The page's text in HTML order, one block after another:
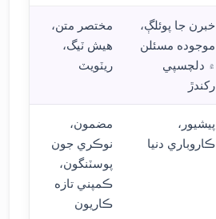
خبرن جا پوئلڳ،
موجوده مسئلن
۾ دلچسپي
رکندڙ
مختصر متن،
هيش ٽيگ،
ريٽويٽ
پيشيور،
ڪاروباري دنيا
مضمون،
نوڪري جون
پوسٽنگون،
ڪمپني تازه
ڪاريون